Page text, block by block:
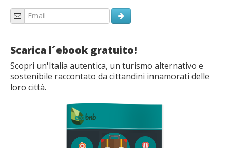
Scarica l´ebook gratuito!
Scopri un'Italia autentica, un turismo alternativo e
sostenibile raccontato da cittandini innamorati delle
loro città.